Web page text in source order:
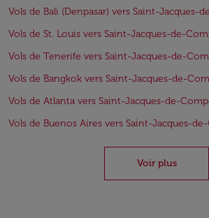
Vols de Bali (Denpasar) vers Saint-Jacques-
Vols de St. Louis vers Saint-Jacques-de-
Vols de Tenerife vers Saint-Jacques-de-
Vols de Bangkok vers Saint-Jacques-de-
Vols de Atlanta vers Saint-Jacques-de-
Vols de Buenos Aires vers Saint-Jacques-
Voir plus